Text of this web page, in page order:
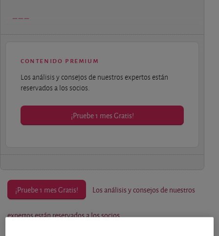
contenido premium
Los análisis y consejos de nuestros expertos están
reservados a los socios.
¡Pruebe 1 mes Gratis!
¡Pruebe 1 mes Gratis! Los análisis y consejos de nuestros
expertos están reservados a los socios.